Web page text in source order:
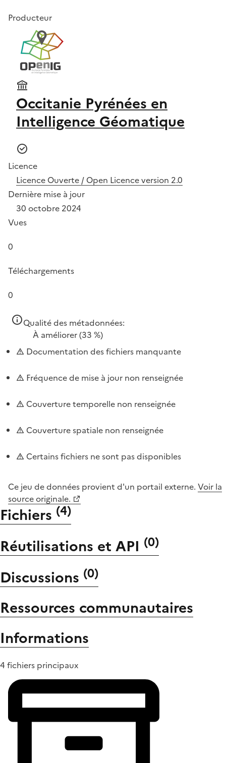
Producteur
Occitanie Pyrénées en
Intelligence Géomatique
Licence
Licence Ouverte / Open Licence version 2.0
Dernière mise à jour
30 octobre 2024
Vues
0
Téléchargements
0
Qualité des métadonnées:
À améliorer(33 %)
Documentation des fichiers manquante
Fréquence de mise à jour non renseignée
Couverture temporelle non renseignée
Couverture spatiale non renseignée
Certains fichiers ne sont pas disponibles
Ce jeu de données provient d'un portail externe. Voir la
source originale.
Fichiers (4)
Réutilisations et API (0)
Discussions (0)
Ressources communautaires
Informations
4 fichiers principaux